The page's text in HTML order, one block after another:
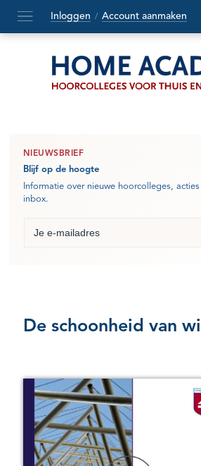
Hoofdmenu
openen
Inloggen / Account aanmaken
NIEUWSBRIEF
Blijf op de hoogte
Informatie over nieuwe hoorcolleges,
inbox.
De schoonheid van